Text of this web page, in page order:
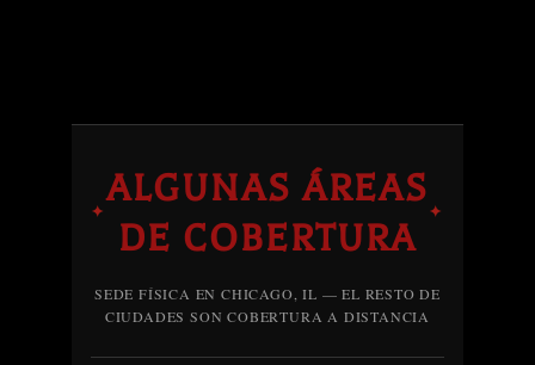
✦
ALGUNAS ÁREAS
DE COBERTURA
✦
SEDE FÍSICA EN CHICAGO, IL — EL RESTO DE
CIUDADES SON COBERTURA A DISTANCIA